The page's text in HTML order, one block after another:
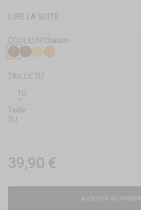
LIRE LA SUITE
COULEUR:Chatain
Chatain
BruneBlondeRousse
TAILLE:TU
TU
Taille
TU
Prix de vente
39,90 €
AJOUTER AU PANIER